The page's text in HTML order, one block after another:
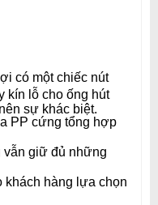
có một chiếc nút
kín lỗ cho ống hút
sự khác biệt.
PP cứng tổng hợp
vẫn giữ đủ những
khách hàng lựa chọn